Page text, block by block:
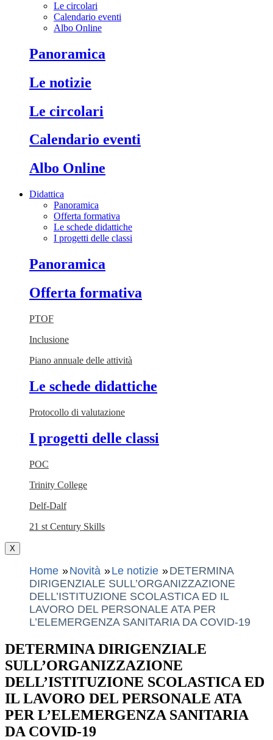
Le circolari
Calendario eventi
Albo Online
Panoramica
Le notizie
Le circolari
Calendario eventi
Albo Online
Didattica
Panoramica
Offerta formativa
Le schede didattiche
I progetti delle classi
Panoramica
Offerta formativa
PTOF
Inclusione
Piano annuale delle attività
Le schede didattiche
Protocollo di valutazione
I progetti delle classi
POC
Trinity College
Delf-Dalf
21 st Century Skills
X
Home Novità Le notizie
DETERMINA
DIRIGENZIALE SULL’ORGANIZZAZIONE
DELL’ISTITUZIONE SCOLASTICA ED IL
LAVORO DEL PERSONALE ATA PER
L’ELEMERGENZA SANITARIA DA COVID-19
DETERMINA DIRIGENZIALE
SULL’ORGANIZZAZIONE
DELL’ISTITUZIONE SCOLASTICA ED
IL LAVORO DEL PERSONALE ATA
PER L’ELEMERGENZA SANITARIA
DA COVID-19